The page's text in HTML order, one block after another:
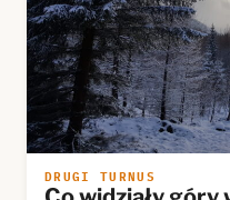
DRUGI TURNUS